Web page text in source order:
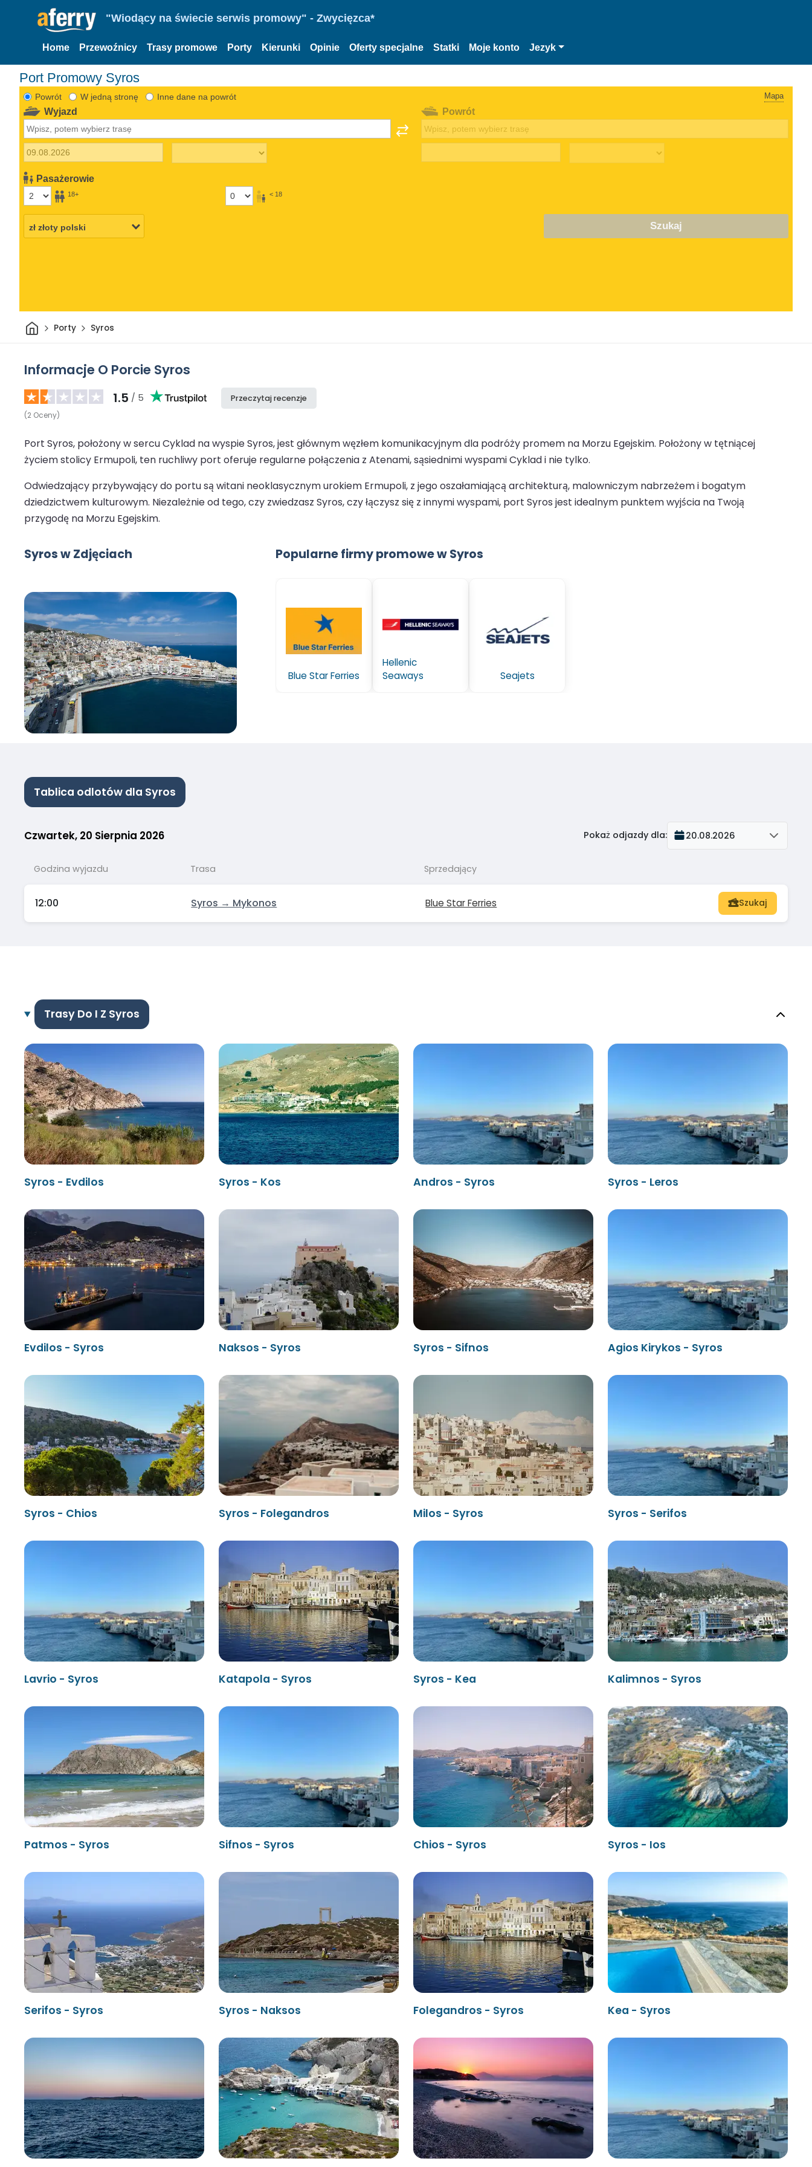
"Wiodący na świecie serwis promowy" - Zwycięzca*
Home Przewoźnicy Trasy promowe Porty Kierunki Opinie Oferty specjalne Statki Moje konto Jezyk
Port Promowy Syros
Powrót W jedną stronę Inne dane na powrót Mapa
Wyjazd
Pasażerowie
18+ < 18
Powrót
Szukaj
DomPorty Syros
Informacje O Porcie Syros
1.5 / 5
(2 Oceny)
Przeczytaj recenzje
Port Syros, położony w sercu Cyklad na wyspie Syros, jest głównym węzłem komunikacyjnym dla podróży promem na Morzu Egejskim. Położony w tętniącej
życiem stolicy Ermupoli, ten ruchliwy port oferuje regularne połączenia z Atenami, sąsiednimi wyspami Cyklad i nie tylko.
Odwiedzający przybywający do portu są witani neoklasycznym urokiem Ermupoli, z jego oszałamiającą architekturą, malowniczym nabrzeżem i bogatym
dziedzictwem kulturowym. Niezależnie od tego, czy zwiedzasz Syros, czy łączysz się z innymi wyspami, port Syros jest idealnym punktem wyjścia na Twoją
przygodę na Morzu Egejskim.
Syros w Zdjęciach Popularne firmy promowe w Syros
Blue Star Ferries
Hellenic
Seaways
Seajets
Tablica odlotów dla Syros
Czwartek, 20 Sierpnia 2026 Pokaż odjazdy dla: 20.08.2026
Godzina wyjazdu Trasa Sprzedający
12:00 Syros → Mykonos Blue Star Ferries Szukaj
Trasy Do I Z Syros
Syros - Evdilos Syros - Kos Andros - Syros Syros - Leros
Evdilos - Syros Naksos - Syros Syros - Sifnos Agios Kirykos - Syros
Syros - Chios Syros - Folegandros Milos - Syros Syros - Serifos
Lavrio - Syros Katapola - Syros Syros - Kea Kalimnos - Syros
Patmos - Syros Sifnos - Syros Chios - Syros Syros - Ios
Serifos - Syros Syros - Naksos Folegandros - Syros Kea - Syros